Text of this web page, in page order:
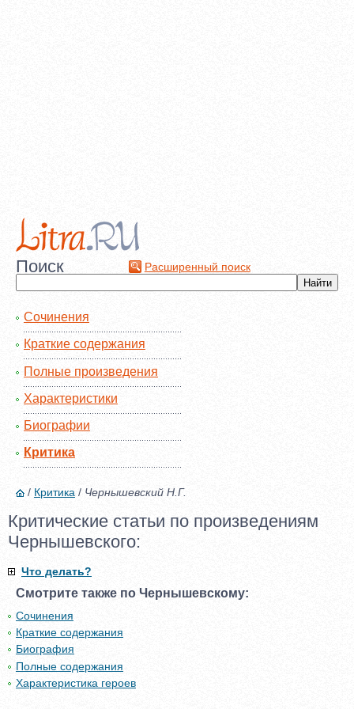
Поиск Расширенный поиск
Сочинения
Краткие содержания
Полные произведения
Характеристики
Биографии
Критика
/ Критика / Чернышевский Н.Г.
Критические статьи по произведениям
Чернышевского:
Что делать?
Смотрите также по Чернышевскому:
Сочинения
Краткие содержания
Биография
Полные содержания
Характеристика героев